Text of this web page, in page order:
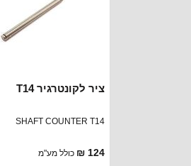
ציר לקונטרגיר T14
SHAFT COUNTER T14
124 ₪ כולל מע"מ